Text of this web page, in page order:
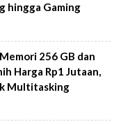
hingga Gaming
256 GB dan
Harga Rp1 Jutaan,
Multitasking